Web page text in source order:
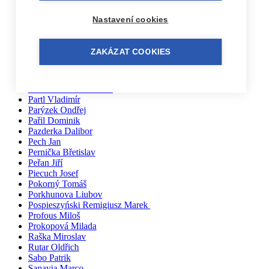
Nový Jindřich
Partl Vladimír
Parýzek Ondřej
Pařil Dominik
Pazderka Dalibor
Pech Jan
Pernička Břetislav
Peřan Jiří
Piecuch Josef
Pokorný Tomáš
Porkhunova Liubov
Pospieszyński Remigiusz Marek
Profous Miloš
Prokopová Milada
Raška Miroslav
Rutar Oldřich
Sabo Patrik
Nastavení cookies
ZAKÁZAT COOKIES